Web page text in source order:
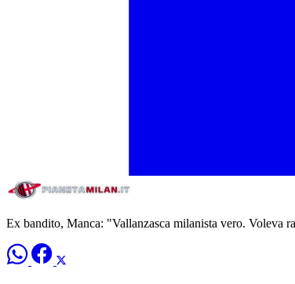
Ex bandito, Manca: "Vallanzasca milanista vero. Voleva